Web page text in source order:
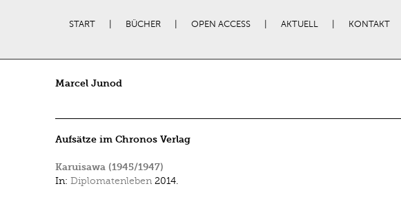
START BÜCHER OPEN ACCESS AKTUELL KONTAKT
Marcel Junod
Aufsätze im Chronos Verlag
Karuisawa (1945/1947)
In: Diplomatenleben 2014.